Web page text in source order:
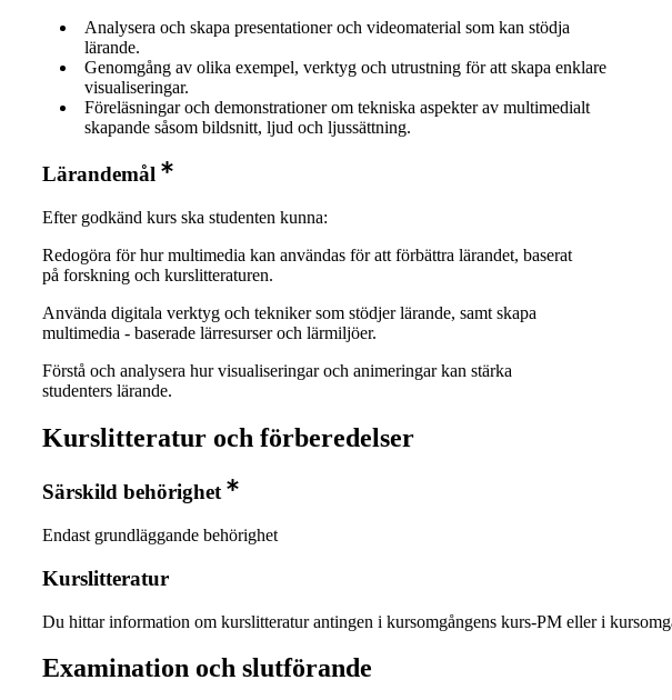
Analysera och skapa presentationer och videomaterial som kan stödja
lärande.
Genomgång av olika exempel, verktyg och utrustning för att skapa enklare
visualiseringar.
Föreläsningar och demonstrationer om tekniska aspekter av multimedialt
skapande såsom bildsnitt, ljud och ljussättning.
Lärandemål
Efter godkänd kurs ska studenten kunna:
Redogöra för hur multimedia kan användas för att förbättra lärandet, baserat
på forskning och kurslitteraturen.
Använda digitala verktyg och tekniker som stödjer lärande, samt skapa
multimedia - baserade lärresurser och lärmiljöer.
Förstå och analysera hur visualiseringar och animeringar kan stärka
studenters lärande.
Kurslitteratur och förberedelser
Särskild behörighet
Endast grundläggande behörighet
Kurslitteratur
Du hittar information om kurslitteratur antingen i kursomgångens kurs-PM eller i
Examination och slutförande